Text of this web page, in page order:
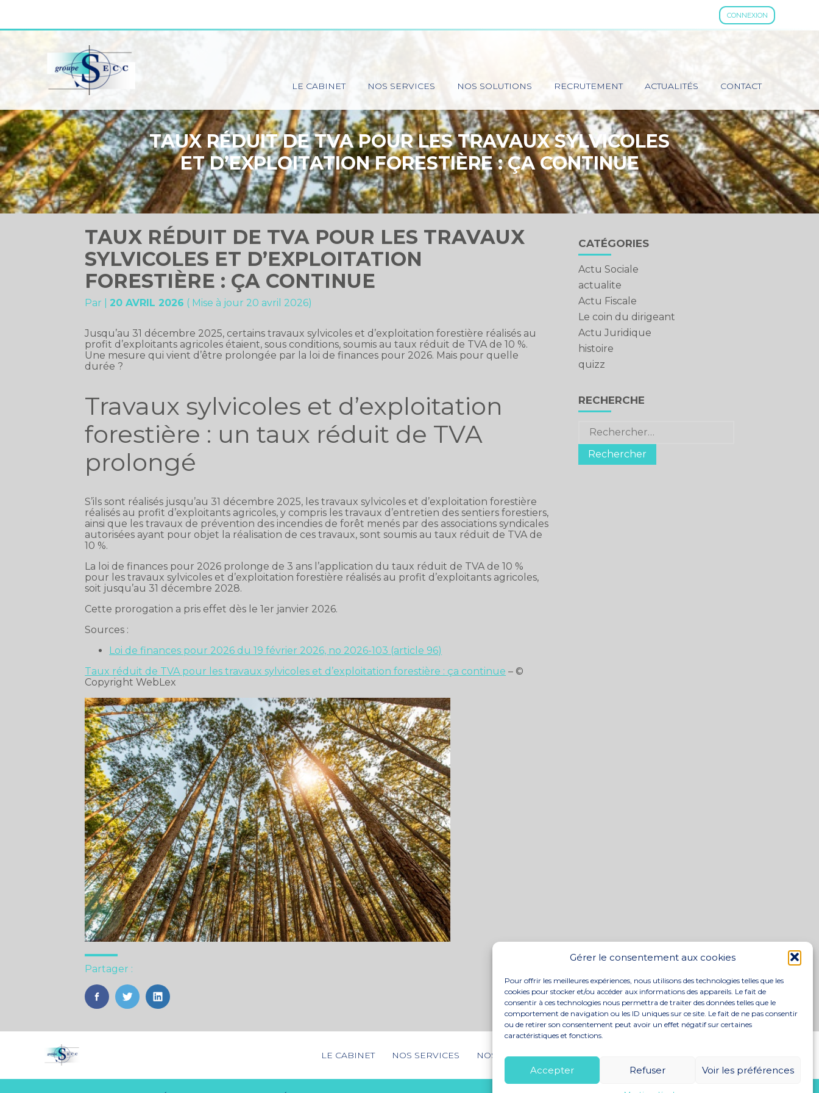
Gérer le consentement aux cookies
Pour offrir les meilleures expériences, nous utilisons des technologies telles que les
cookies pour stocker et/ou accéder aux informations des appareils. Le fait de
consentir à ces technologies nous permettra de traiter des données telles que le
comportement de navigation ou les ID uniques sur ce site. Le fait de ne pas consentir
ou de retirer son consentement peut avoir un effet négatif sur certaines
caractéristiques et fonctions.
Accepter Refuser Voir les préférences
CONNEXION
au
contenu
Principal
LE CABINET NOS SERVICES NOS SOLUTIONS RECRUTEMENT ACTUALITÉS CONTACT
TAUX RÉDUIT DE TVA POUR LES TRAVAUX SYLVICOLES
ET D’EXPLOITATION FORESTIÈRE : ÇA CONTINUE
TAUX RÉDUIT DE TVA POUR LES TRAVAUX
SYLVICOLES ET D’EXPLOITATION
FORESTIÈRE : ÇA CONTINUE
Par 20 AVRIL 2026 ( Mise à jour 20 avril 2026)
Jusqu’au 31 décembre 2025, certains travaux sylvicoles et d’exploitation forestière réalisés au
profit d’exploitants agricoles étaient, sous conditions, soumis au taux réduit de TVA de 10 %.
Une mesure qui vient d’être prolongée par la loi de finances pour 2026. Mais pour quelle
durée ?
Travaux sylvicoles et d’exploitation
forestière : un taux réduit de TVA
prolongé
S’ils sont réalisés jusqu’au 31 décembre 2025, les travaux sylvicoles et d’exploitation forestière
réalisés au profit d’exploitants agricoles, y compris les travaux d’entretien des sentiers forestiers,
ainsi que les travaux de prévention des incendies de forêt menés par des associations syndicales
autorisées ayant pour objet la réalisation de ces travaux, sont soumis au taux réduit de TVA de
10 %.
La loi de finances pour 2026 prolonge de 3 ans l’application du taux réduit de TVA de 10 %
pour les travaux sylvicoles et d’exploitation forestière réalisés au profit d’exploitants agricoles,
soit jusqu’au 31 décembre 2028.
Cette prorogation a pris effet dès le 1er janvier 2026.
Sources :
Loi de finances pour 2026 du 19 février 2026, no 2026-103 (article 96)
Taux réduit de TVA pour les travaux sylvicoles et d’exploitation forestière : ça continue – ©
Copyright WebLex
Partager :
FaceBook
TwitterLinkedIn
Blog
sidebar
CATÉGORIES
Actu Sociale
actualite
Actu Fiscale
Le coin du dirigeant
Actu Juridique
histoire
quizz
RECHERCHE
Rechercher :
Footer
LE CABINET NOS SERVICES NOS SOLUTIONS ACTUALITÉS